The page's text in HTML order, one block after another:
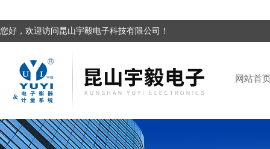
您好，欢迎访问昆山宇毅电子科技有限公司！
网站首